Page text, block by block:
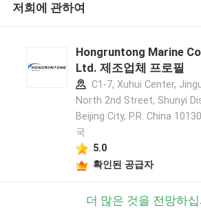
저희에 관하여
Hongruntong Marine
Ltd. 제조업체 프로필
C1-7, Xuhui Center,
North 2nd Street, Shunyi
Beijing City, P.R. China
국
5.0
확인된 공급자
더 많은 것을 전망하